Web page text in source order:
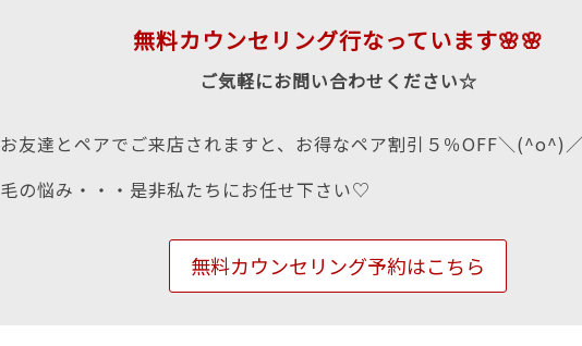
無料カウンセリング行なっています🌸🌸
ご気軽にお問い合わせください☆
お友達とペアでご来店されますと、お得なペア割引５％OFF＼(^o^)
毛の悩み・・・是非私たちにお任せ下さい♡
無料カウンセリング予約はこちら